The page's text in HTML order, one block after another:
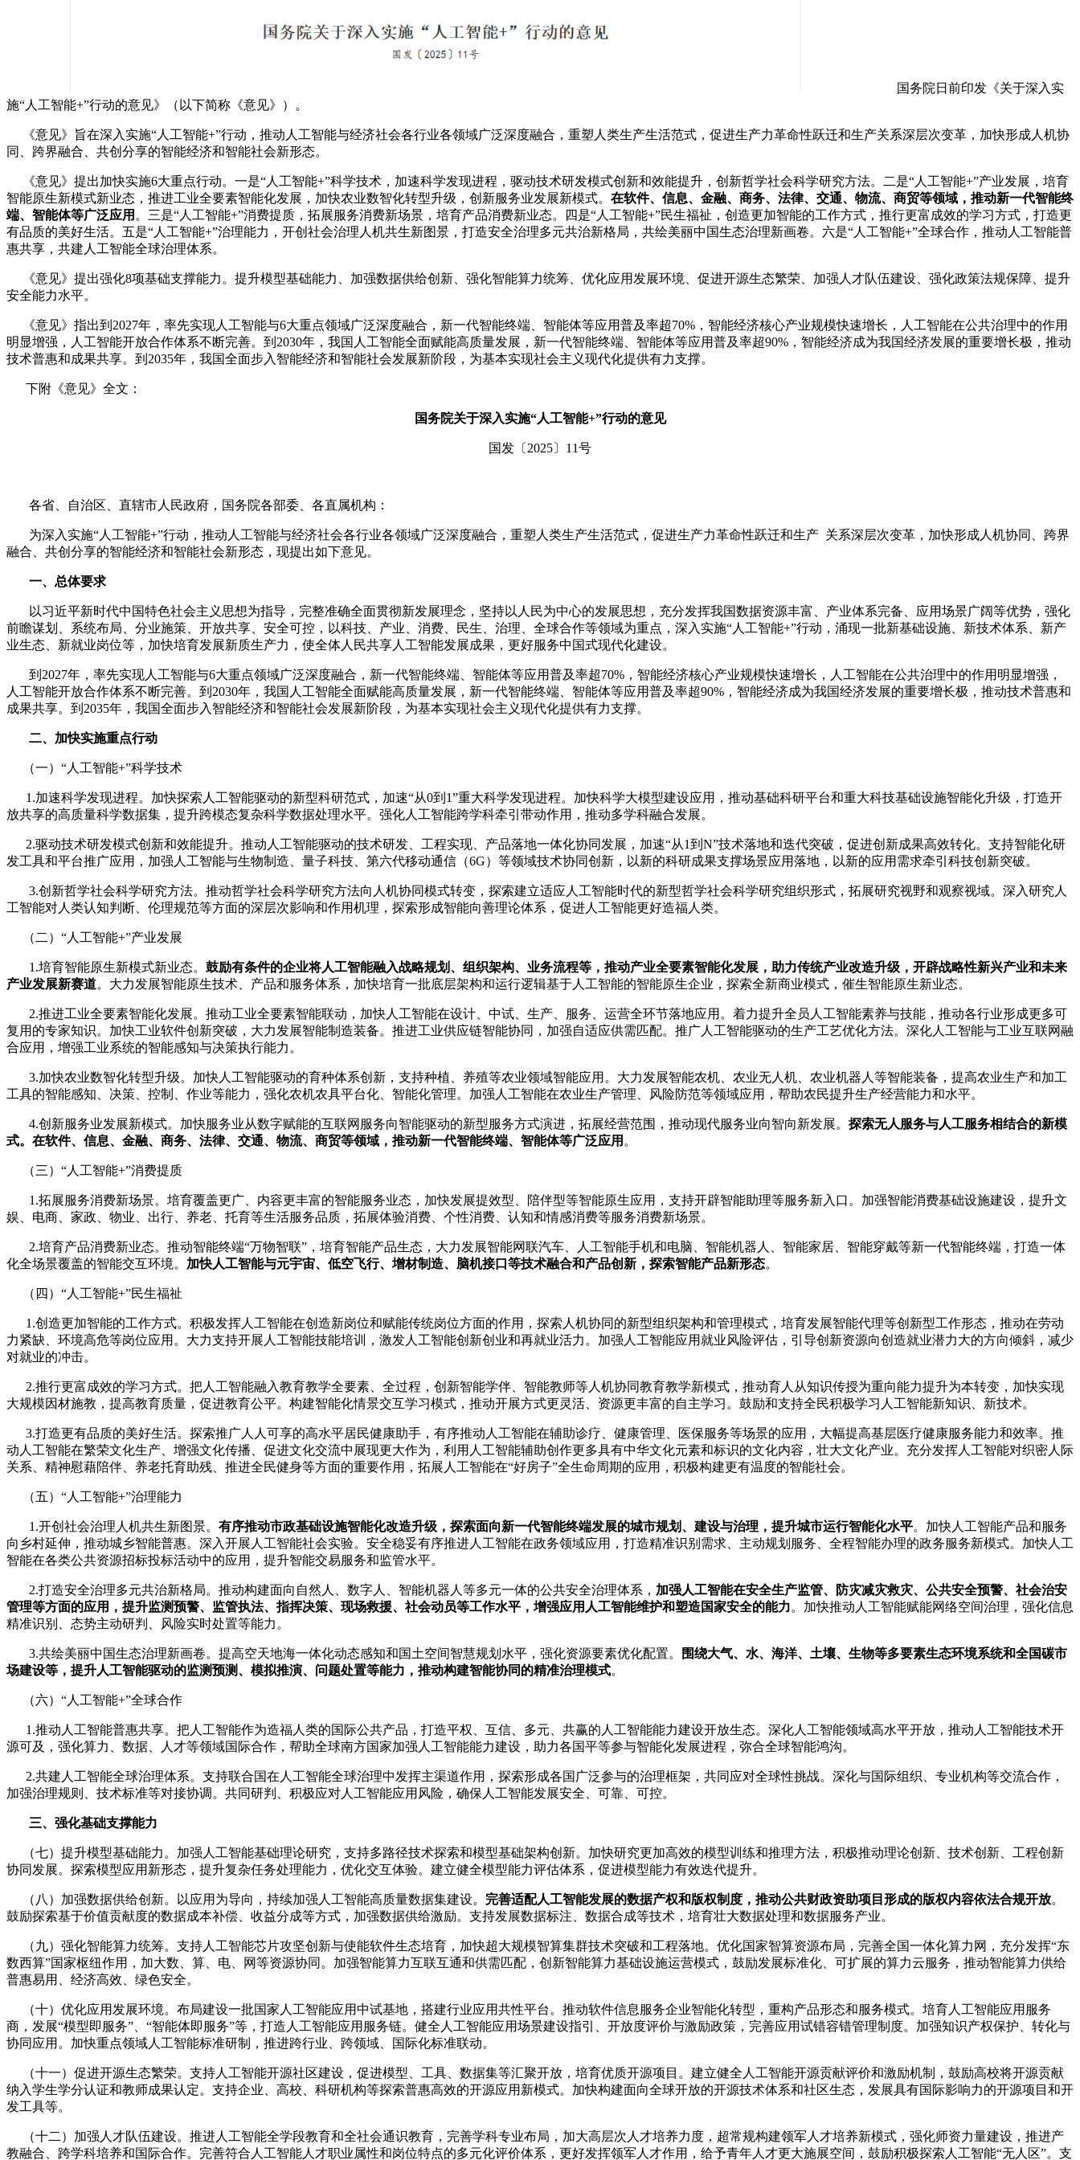
国务院日前印发《关于深入实
施“人工智能+”行动的意见》（以下简称《意见》）。
《意见》旨在深入实施“人工智能+”行动，推动人工智能与经济社会各行业各领域广泛深度融合，重塑人类生产生活范式，促进生产力革命性跃迁和生产关系深层次变革，加快形成人机协
同、跨界融合、共创分享的智能经济和智能社会新形态。
《意见》提出加快实施6大重点行动。一是“人工智能+”科学技术，加速科学发现进程，驱动技术研发模式创新和效能提升，创新哲学社会科学研究方法。二是“人工智能+”产业发展，培育
智能原生新模式新业态，推进工业全要素智能化发展，加快农业数智化转型升级，创新服务业发展新模式。 在软件、信息、金融、商务、法律、交通、物流、商贸等领域，推动新一代智能终
端、智能体等广泛应用 。三是“人工智能+”消费提质，拓展服务消费新场景，培育产品消费新业态。四是“人工智能+”民生福祉，创造更加智能的工作方式，推行更富成效的学习方式，打造更
有品质的美好生活。五是“人工智能+”治理能力，开创社会治理人机共生新图景，打造安全治理多元共治新格局，共绘美丽中国生态治理新画卷。六是“人工智能+”全球合作，推动人工智能普
惠共享，共建人工智能全球治理体系。
《意见》提出强化8项基础支撑能力。提升模型基础能力、加强数据供给创新、强化智能算力统筹、优化应用发展环境、促进开源生态繁荣、加强人才队伍建设、强化政策法规保障、提升
安全能力水平。
《意见》指出到2027年，率先实现人工智能与6大重点领域广泛深度融合，新一代智能终端、智能体等应用普及率超70%，智能经济核心产业规模快速增长，人工智能在公共治理中的作用
明显增强，人工智能开放合作体系不断完善。到2030年，我国人工智能全面赋能高质量发展，新一代智能终端、智能体等应用普及率超90%，智能经济成为我国经济发展的重要增长极，推动
技术普惠和成果共享。到2035年，我国全面步入智能经济和智能社会发展新阶段，为基本实现社会主义现代化提供有力支撑。
下附《意见》全文：
国务院关于深入实施“人工智能+”行动的意见
国发〔2025〕11号
各省、自治区、直辖市人民政府，国务院各部委、各直属机构：
为深入实施“人工智能+”行动，推动人工智能与经济社会各行业各领域广泛深度融合，重塑人类生产生活范式，促进生产力革命性跃迁和生产 关系深层次变革，加快形成人机协同、跨界
融合、共创分享的智能经济和智能社会新形态，现提出如下意见。
一、总体要求
以习近平新时代中国特色社会主义思想为指导，完整准确全面贯彻新发展理念，坚持以人民为中心的发展思想，充分发挥我国数据资源丰富、产业体系完备、应用场景广阔等优势，强化
前瞻谋划、系统布局、分业施策、开放共享、安全可控，以科技、产业、消费、民生、治理、全球合作等领域为重点，深入实施“人工智能+”行动，涌现一批新基础设施、新技术体系、新产
业生态、新就业岗位等，加快培育发展新质生产力，使全体人民共享人工智能发展成果，更好服务中国式现代化建设。
到2027年，率先实现人工智能与6大重点领域广泛深度融合，新一代智能终端、智能体等应用普及率超70%，智能经济核心产业规模快速增长，人工智能在公共治理中的作用明显增强，
人工智能开放合作体系不断完善。到2030年，我国人工智能全面赋能高质量发展，新一代智能终端、智能体等应用普及率超90%，智能经济成为我国经济发展的重要增长极，推动技术普惠和
成果共享。到2035年，我国全面步入智能经济和智能社会发展新阶段，为基本实现社会主义现代化提供有力支撑。
二、加快实施重点行动
（一）“人工智能+”科学技术
1.加速科学发现进程。加快探索人工智能驱动的新型科研范式，加速“从0到1”重大科学发现进程。加快科学大模型建设应用，推动基础科研平台和重大科技基础设施智能化升级，打造开
放共享的高质量科学数据集，提升跨模态复杂科学数据处理水平。强化人工智能跨学科牵引带动作用，推动多学科融合发展。
2.驱动技术研发模式创新和效能提升。推动人工智能驱动的技术研发、工程实现、产品落地一体化协同发展，加速“从1到N”技术落地和迭代突破，促进创新成果高效转化。支持智能化研
发工具和平台推广应用，加强人工智能与生物制造、量子科技、第六代移动通信（6G）等领域技术协同创新，以新的科研成果支撑场景应用落地，以新的应用需求牵引科技创新突破。
3.创新哲学社会科学研究方法。推动哲学社会科学研究方法向人机协同模式转变，探索建立适应人工智能时代的新型哲学社会科学研究组织形式，拓展研究视野和观察视域。深入研究人
工智能对人类认知判断、伦理规范等方面的深层次影响和作用机理，探索形成智能向善理论体系，促进人工智能更好造福人类。
（二）“人工智能+”产业发展
1.培育智能原生新模式新业态。 鼓励有条件的企业将人工智能融入战略规划、组织架构、业务流程等，推动产业全要素智能化发展，助力传统产业改造升级，开辟战略性新兴产业和未来
产业发展新赛道。大力发展智能原生技术、产品和服务体系，加快培育一批底层架构和运行逻辑基于人工智能的智能原生企业，探索全新商业模式，催生智能原生新业态。
2.推进工业全要素智能化发展。推动工业全要素智能联动，加快人工智能在设计、中试、生产、服务、运营全环节落地应用。着力提升全员人工智能素养与技能，推动各行业形成更多可
复用的专家知识。加快工业软件创新突破，大力发展智能制造装备。推进工业供应链智能协同，加强自适应供需匹配。推广人工智能驱动的生产工艺优化方法。深化人工智能与工业互联网融
合应用，增强工业系统的智能感知与决策执行能力。
3.加快农业数智化转型升级。加快人工智能驱动的育种体系创新，支持种植、养殖等农业领域智能应用。大力发展智能农机、农业无人机、农业机器人等智能装备，提高农业生产和加工
工具的智能感知、决策、控制、作业等能力，强化农机农具平台化、智能化管理。加强人工智能在农业生产管理、风险防范等领域应用，帮助农民提升生产经营能力和水平。
4.创新服务业发展新模式。加快服务业从数字赋能的互联网服务向智能驱动的新型服务方式演进，拓展经营范围，推动现代服务业向智向新发展。 探索无人服务与人工服务相结合的新模
式。在软件、信息、金融、商务、法律、交通、物流、商贸等领域，推动新一代智能终端、智能体等广泛应用 。
（三）“人工智能+”消费提质
1.拓展服务消费新场景。培育覆盖更广、内容更丰富的智能服务业态，加快发展提效型、陪伴型等智能原生应用，支持开辟智能助理等服务新入口。加强智能消费基础设施建设，提升文
娱、电商、家政、物业、出行、养老、托育等生活服务品质，拓展体验消费、个性消费、认知和情感消费等服务消费新场景。
2.培育产品消费新业态。推动智能终端“万物智联”，培育智能产品生态，大力发展智能网联汽车、人工智能手机和电脑、智能机器人、智能家居、智能穿戴等新一代智能终端，打造一体
化全场景覆盖的智能交互环境。 加快人工智能与元宇宙、低空飞行、增材制造、脑机接口等技术融合和产品创新，探索智能产品新形态。
（四）“人工智能+”民生福祉
1.创造更加智能的工作方式。积极发挥人工智能在创造新岗位和赋能传统岗位方面的作用，探索人机协同的新型组织架构和管理模式，培育发展智能代理等创新型工作形态，推动在劳动
力紧缺、环境高危等岗位应用。大力支持开展人工智能技能培训，激发人工智能创新创业和再就业活力。加强人工智能应用就业风险评估，引导创新资源向创造就业潜力大的方向倾斜，减少
对就业的冲击。
2.推行更富成效的学习方式。把人工智能融入教育教学全要素、全过程，创新智能学伴、智能教师等人机协同教育教学新模式，推动育人从知识传授为重向能力提升为本转变，加快实现
大规模因材施教，提高教育质量，促进教育公平。构建智能化情景交互学习模式，推动开展方式更灵活、资源更丰富的自主学习。鼓励和支持全民积极学习人工智能新知识、新技术。
3.打造更有品质的美好生活。探索推广人人可享的高水平居民健康助手，有序推动人工智能在辅助诊疗、健康管理、医保服务等场景的应用，大幅提高基层医疗健康服务能力和效率。推
动人工智能在繁荣文化生产、增强文化传播、促进文化交流中展现更大作为，利用人工智能辅助创作更多具有中华文化元素和标识的文化内容，壮大文化产业。充分发挥人工智能对织密人际
关系、精神慰藉陪伴、养老托育助残、推进全民健身等方面的重要作用，拓展人工智能在“好房子”全生命周期的应用，积极构建更有温度的智能社会。
（五）“人工智能+”治理能力
1.开创社会治理人机共生新图景。 有序推动市政基础设施智能化改造升级，探索面向新一代智能终端发展的城市规划、建设与治理，提升城市运行智能化水平。加快人工智能产品和服务
向乡村延伸，推动城乡智能普惠。深入开展人工智能社会实验。安全稳妥有序推进人工智能在政务领域应用，打造精准识别需求、主动规划服务、全程智能办理的政务服务新模式。加快人工
智能在各类公共资源招标投标活动中的应用，提升智能交易服务和监管水平。
2.打造安全治理多元共治新格局。推动构建面向自然人、数字人、智能机器人等多元一体的公共安全治理体系， 加强人工智能在安全生产监管、防灾减灾救灾、公共安全预警、社会治安
管理等方面的应用，提升监测预警、监管执法、指挥决策、现场救援、社会动员等工作水平，增强应用人工智能维护和塑造国家安全的能力。加快推动人工智能赋能网络空间治理，强化信息
精准识别、态势主动研判、风险实时处置等能力。
3.共绘美丽中国生态治理新画卷。提高空天地海一体化动态感知和国土空间智慧规划水平，强化资源要素优化配置。
围绕大气、水、海洋、土壤、生物等多要素生态环境系统和全国碳市
场建设等，提升人工智能驱动的监测预测、模拟推演、问题处置等能力，推动构建智能协同的精准治理模式。
（六）“人工智能+”全球合作
1.推动人工智能普惠共享。把人工智能作为造福人类的国际公共产品，打造平权、互信、多元、共赢的人工智能能力建设开放生态。深化人工智能领域高水平开放，推动人工智能技术开
源可及，强化算力、数据、人才等领域国际合作，帮助全球南方国家加强人工智能能力建设，助力各国平等参与智能化发展进程，弥合全球智能鸿沟。
2.共建人工智能全球治理体系。支持联合国在人工智能全球治理中发挥主渠道作用，探索形成各国广泛参与的治理框架，共同应对全球性挑战。深化与国际组织、专业机构等交流合作，
加强治理规则、技术标准等对接协调。共同研判、积极应对人工智能应用风险，确保人工智能发展安全、可靠、可控。
三、强化基础支撑能力
（七）提升模型基础能力。加强人工智能基础理论研究，支持多路径技术探索和模型基础架构创新。加快研究更加高效的模型训练和推理方法，积极推动理论创新、技术创新、工程创新
协同发展。探索模型应用新形态，提升复杂任务处理能力，优化交互体验。建立健全模型能力评估体系，促进模型能力有效迭代提升。
（八）加强数据供给创新。以应用为导向，持续加强人工智能高质量数据集建设。 完善适配人工智能发展的数据产权和版权制度，推动公共财政资助项目形成的版权内容依法合规开放。
鼓励探索基于价值贡献度的数据成本补偿、收益分成等方式，加强数据供给激励。支持发展数据标注、数据合成等技术，培育壮大数据处理和数据服务产业。
（九）强化智能算力统筹。支持人工智能芯片攻坚创新与使能软件生态培育，加快超大规模智算集群技术突破和工程落地。优化国家智算资源布局，完善全国一体化算力网，充分发挥“东
数西算”国家枢纽作用，加大数、算、电、网等资源协同。加强智能算力互联互通和供需匹配，创新智能算力基础设施运营模式，鼓励发展标准化、可扩展的算力云服务，推动智能算力供给
普惠易用、经济高效、绿色安全。
（十）优化应用发展环境。布局建设一批国家人工智能应用中试基地，搭建行业应用共性平台。推动软件信息服务企业智能化转型，重构产品形态和服务模式。培育人工智能应用服务
商，发展“模型即服务”、“智能体即服务”等，打造人工智能应用服务链。健全人工智能应用场景建设指引、开放度评价与激励政策，完善应用试错容错管理制度。加强知识产权保护、转化与
协同应用。加快重点领域人工智能标准研制，推进跨行业、跨领域、国际化标准联动。
（十一）促进开源生态繁荣。支持人工智能开源社区建设，促进模型、工具、数据集等汇聚开放，培育优质开源项目。建立健全人工智能开源贡献评价和激励机制，鼓励高校将开源贡献
纳入学生学分认证和教师成果认定。支持企业、高校、科研机构等探索普惠高效的开源应用新模式。加快构建面向全球开放的开源技术体系和社区生态，发展具有国际影响力的开源项目和开
发工具等。
（十二）加强人才队伍建设。推进人工智能全学段教育和全社会通识教育，完善学科专业布局，加大高层次人才培养力度，超常规构建领军人才培养新模式，强化师资力量建设，推进产
教融合、跨学科培养和国际合作。完善符合人工智能人才职业属性和岗位特点的多元化评价体系，更好发挥领军人才作用，给予青年人才更大施展空间，鼓励积极探索人工智能“无人区”。支